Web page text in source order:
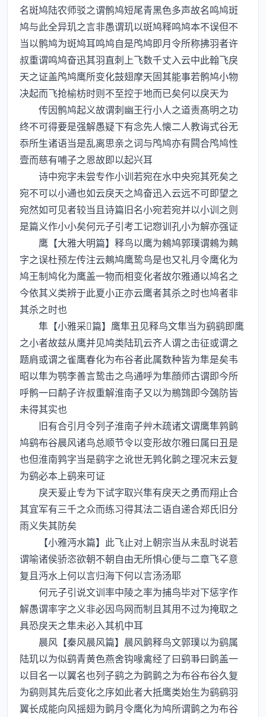
名斑鸠陆农师驳之谓鹘鸠短尾青黑色多声故名鸣鸠斑
鸠与此全异玑之言非愚谓玑以斑鸠释鸣鸠本不误但不
当以鹘鸠为斑鸠耳鸣鸠自是鸤鸠即月令所称拂羽者许
叔重谓鸣鸠奋迅其羽直刺上飞数千丈入云中此翰飞戾
天之证盖鸤鸠鹰所变化鼓翅摩天固其能事若鹘鸠小物
决起而飞抢榆枋时则不至控于地而已矣何以戾天为
传因鹘鸠起义故谓刺幽王行小人之道责髙明之功
终不可得要是强解愚疑下有念先人懐二人教诲式谷无
忝所生诸语当是乱离思亲之词与鸤鸠亦有闗合鸤鸠性
壹而慈有哺子之恩故即以起兴耳
诗中宛字未尝专作小训若宛在水中央宛其死矣之
宛不可以小通也如云戾天之鸠奋迅入云远不可即望之
宛然如可见者较当且诗篇旧名小宛若宛并以小训之则
是篇义作小小矣何元子引考工记惌训孔小为解亦强证
鹰【大雅大明篇】释鸟以鹰为鶆鸠郭璞谓鶆为鷞
字之误杜预左传注云鷞鸠鹰鸷鸟是也又礼月令鹰化为
鸠王制鸠化为鹰盖一物而相变化者故尔雅通以鸠名之
今依其义类辨于此夏小正亦云鹰者其杀之时也鸠者非
其杀之时也
隼【小雅采篇】鹰隼丑见释鸟文隼当为鹞鹞即鹰
之小者故兹从鹰并见鸠类陆玑云齐人谓之击征或谓之
题肩或谓之雀鹰春化为布谷者此属数种皆为隼是矣韦
昭以隼为鹗李善言鸷击之鸟通呼为隼顔师古谓即今所
呼鹘一曰鹬子许叔重解淮南子又以为鵧鷑即今鵶防皆
未得其实也
旧有合引月令列子淮南子艸木疏诸文谓鹰隼鹑鹯
鸠鹞布谷晨风诸鸟总顺节令以变形故尔雅曰属曰丑是
也但淮南鹑字当是鹞字之讹世无鹑化鹯之理况末云复
为鹞必本上鹞来可证
戾天爰止专为下试字取兴隼有戾天之勇而翔止合
其宜军有三千之众而练习得其法二语自递合郑氏旧分
雨义失其防矣
【小雅沔水篇】此飞止对上朝宗当从未乱时说若
谓喻诸侯骄恣欲朝不朝自由无所惧心便与二章飞意
复且沔水上何以言归海下何以言汤汤耶
何元子引说文训率中陵之率为捕鸟毕对下惩字作
解愚谓率字之义非必因鸟网而制且其用不过为掩取之
具恐戾天之隼未必入其机中耳
晨风【秦风晨风篇】晨风鹯释鸟文郭璞以为鹞属
陆玑以为似鹞青黄色燕舍钩喙禽经了曰鹞曰鹯盖一
以目名一以翼名也列子鹞之为鹯鹯之为布谷布谷久复
为鹞则其先后变化之序如此者大抵鹰类始生为鹞鹞羽
翼长成能向风摇翅为鹯月令鹰化为鸠所谓鹯之为布谷